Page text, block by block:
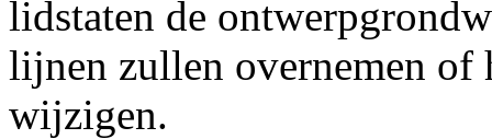
lidstaten de
lijnen zullen overnemen
wijzigen.